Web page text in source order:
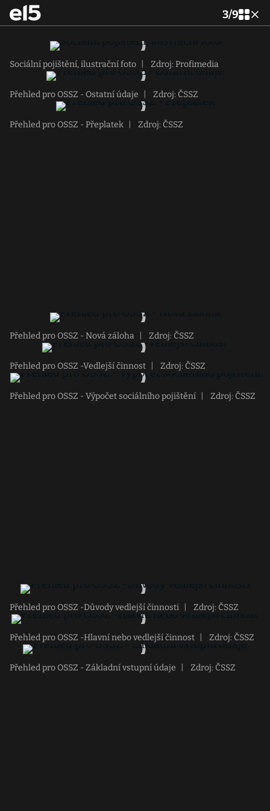
3/9
Sociální pojištění, ilustrační foto Zdroj: Profimedia
Přehled pro OSSZ - Ostatní údaje Zdroj: ČSSZ
Přehled pro OSSZ - Přeplatek Zdroj: ČSSZ
Přehled pro OSSZ - Nová záloha Zdroj: ČSSZ
Přehled pro OSSZ -Vedlejší činnost Zdroj: ČSSZ
Přehled pro OSSZ - Výpočet sociálního pojištění Zdroj: ČSSZ
Přehled pro OSSZ -Důvody vedlejší činnosti Zdroj: ČSSZ
Přehled pro OSSZ -Hlavní nebo vedlejší činnost Zdroj: ČSSZ
Přehled pro OSSZ - Základní vstupní údaje Zdroj: ČSSZ